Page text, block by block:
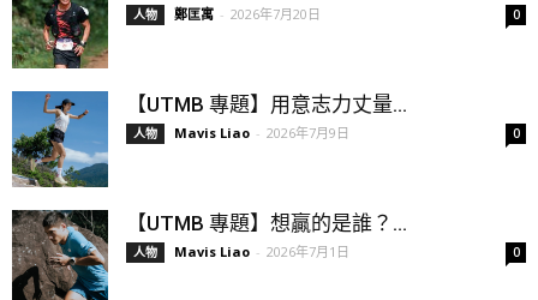
人物 鄭匡寓 - 2026年7月20日 0
【UTMB 專題】用意志力丈量...
人物 Mavis Liao - 2026年7月9日 0
【UTMB 專題】想贏的是誰？...
人物 Mavis Liao - 2026年7月1日 0